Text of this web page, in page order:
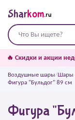
Sharkom.ru
🔥 Скидки и акции
Воздушные шары/Шары
Фигура "Бульдог" 89 см
Фигура